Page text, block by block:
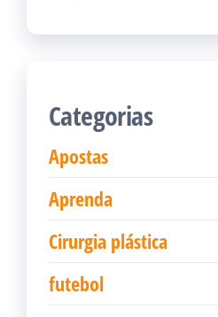
Categorias
Apostas
Aprenda
Cirurgia plástica
futebol